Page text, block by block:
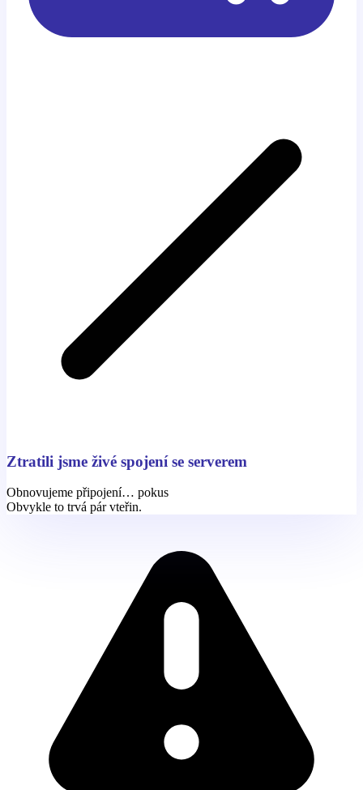
Ztratili jsme živé spojení se serverem
Obnovujeme připojení… pokus
Obvykle to trvá pár vteřin.